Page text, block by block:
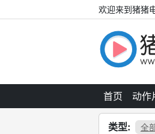
欢迎来到猪猪
首页 动作
类型: 全